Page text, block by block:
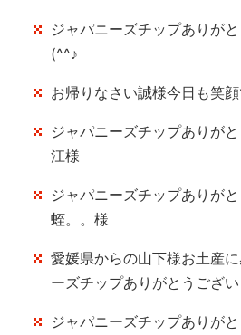
ジャパニーズチップありが
(^^♪
お帰りなさい誠様今日も笑
ジャパニーズチップありが
江様
ジャパニーズチップありが
蛭。。様
愛媛県からの山下様お土産
ーズチップありがとうござ
ジャパニーズチップありが